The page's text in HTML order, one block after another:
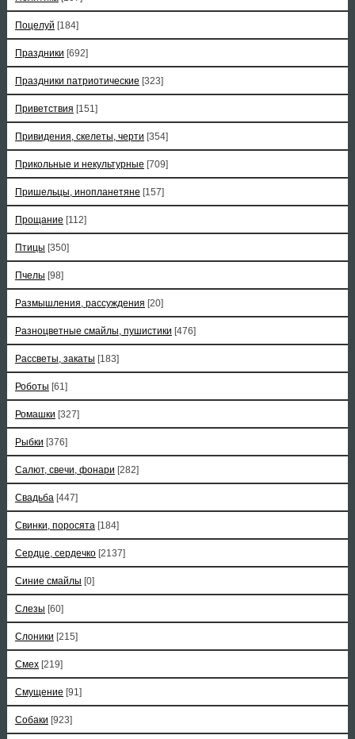
Поцелуй [184]
Праздники [692]
Праздники патриотические [323]
Приветствия [151]
Привидения, скелеты, черти [354]
Прикольные и некультурные [709]
Пришельцы, инопланетяне [157]
Прощание [112]
Птицы [350]
Пчелы [98]
Размышления, рассуждения [20]
Разноцветные смайлы, пушистики [476]
Рассветы, закаты [183]
Роботы [61]
Ромашки [327]
Рыбки [376]
Салют, свечи, фонари [282]
Свадьба [447]
Свинки, поросята [184]
Сердце, сердечко [2137]
Синие смайлы [0]
Слезы [60]
Слоники [215]
Смех [219]
Смущение [91]
Собаки [923]